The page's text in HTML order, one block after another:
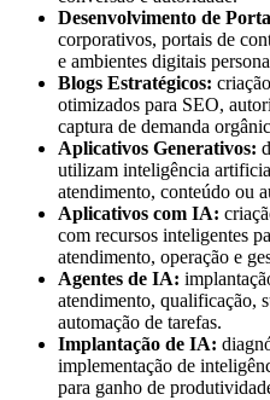
Desenvolvimento de
corporativos, portais de
e ambientes digitais
Blogs Estratégicos:
otimizados para SEO,
captura de demanda
Aplicativos Generativos:
utilizam inteligência
atendimento, conteúdo ou
Aplicativos com IA:
com recursos inteligentes
atendimento, operação e
Agentes de IA:
atendimento, qualificação,
automação de tarefas.
Implantação de IA:
implementação de
para ganho de